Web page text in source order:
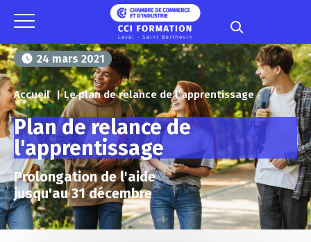
Accueil Le plan de relance de l’apprentissage
24 mars 2021
Plan de relance de
l'apprentissage
Prolongation de l'aide
jusqu'au 31 décembre
Panneau de gestion des cookies